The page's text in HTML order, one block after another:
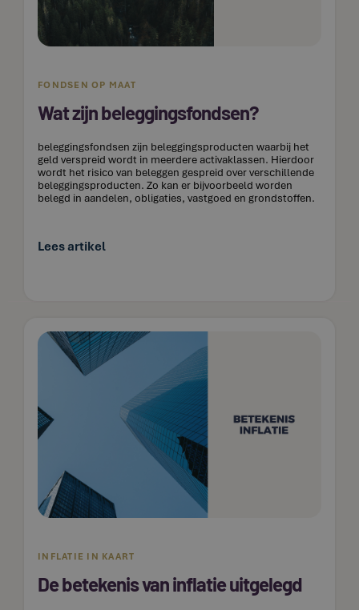
FONDSEN OP MAAT
Wat zijn beleggingsfondsen?
beleggingsfondsen zijn beleggingsproducten waarbij het
geld verspreid wordt in meerdere activaklassen. Hierdoor
wordt het risico van beleggen gespreid over verschillende
beleggingsproducten. Zo kan er bijvoorbeeld worden
belegd in aandelen, obligaties, vastgoed en grondstoffen.
Lees artikel
INFLATIE IN KAART
De betekenis van inflatie uitgelegd